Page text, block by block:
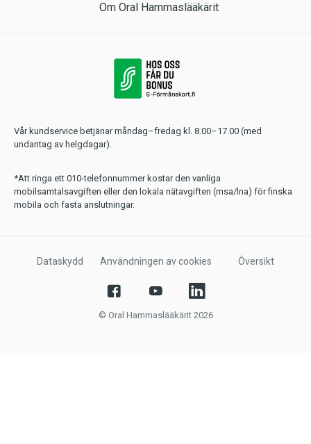
Om Oral Hammaslääkärit
Vår kundservice betjänar måndag–fredag kl. 8.00–17.00 (med
undantag av helgdagar).
*Att ringa ett 010-telefonnummer kostar den vanliga
mobilsamtalsavgiften eller den lokala nätavgiften (msa/lna) för finska
mobila och fasta anslutningar.
Dataskydd Användningen av cookies Översikt
© Oral Hammaslääkärit 2026